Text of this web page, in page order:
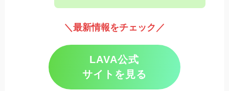
＼最新情報をチェック／
LAVA公式
サイトを見る